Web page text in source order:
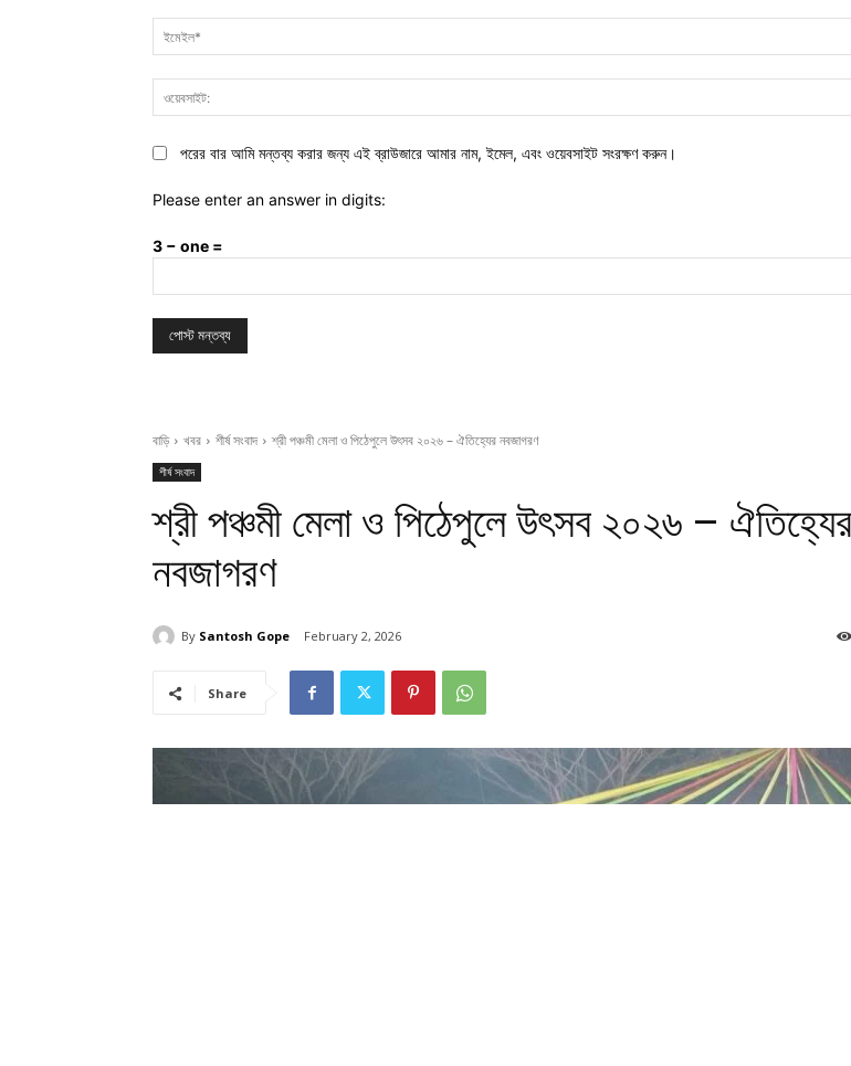
পরের বার আমি মন্তব্য করার জন্য এই ব্রাউজারে আমার নাম, ইমেল, এবং ওয়েবসাইট সংরক্ষণ করুন।
Please enter an answer in digits:
3 − one =